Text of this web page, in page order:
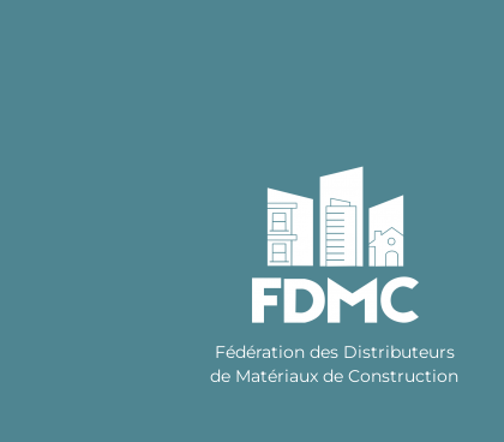
Fédération des Distributeurs
de Matériaux de Construction